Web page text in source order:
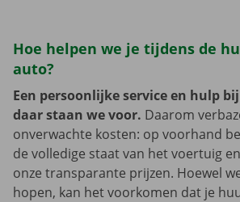
Hoe helpen we je tijdens de
auto?
Een persoonlijke service en hulp
daar staan we voor. Daarom
onverwachte kosten: op voorhand
de volledige staat van het voertuig
onze transparante prijzen. Hoewel
hopen, kan het voorkomen dat je